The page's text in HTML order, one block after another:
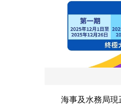
海事及水務局現